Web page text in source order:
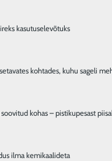
kasutuselevõtuks
kohtades, kuhu sageli
kohas – pistikupesast
ilma kemikaalideta